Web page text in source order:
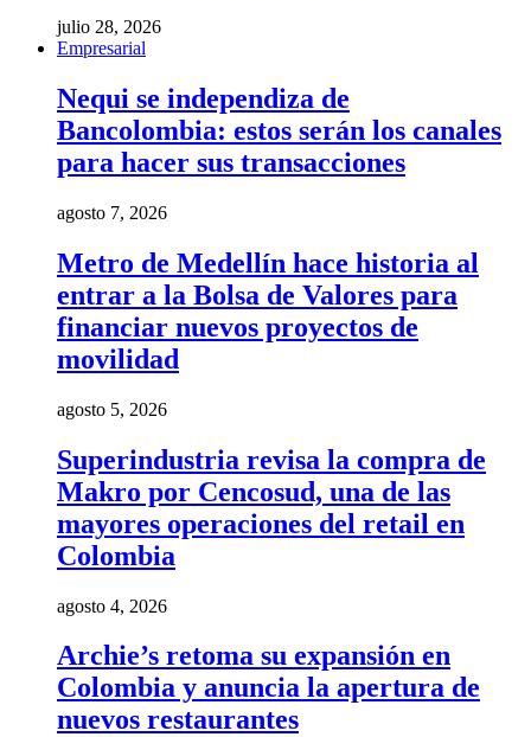
julio 28, 2026
Empresarial
Nequi se independiza de
Bancolombia: estos serán los canales
para hacer sus transacciones
agosto 7, 2026
Metro de Medellín hace historia al
entrar a la Bolsa de Valores para
financiar nuevos proyectos de
movilidad
agosto 5, 2026
Superindustria revisa la compra de
Makro por Cencosud, una de las
mayores operaciones del retail en
Colombia
agosto 4, 2026
Archie’s retoma su expansión en
Colombia y anuncia la apertura de
nuevos restaurantes